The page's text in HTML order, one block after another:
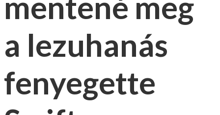
a lezuhanás
fenyegette